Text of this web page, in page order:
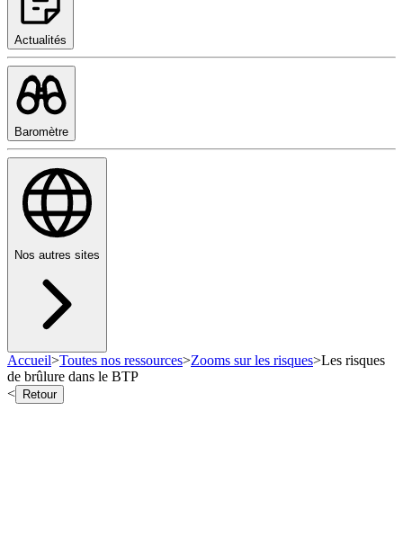
Actualités
Baromètre
Nos autres sites
Accueil>Toutes nos ressources>Zooms sur les risques>Les risques
de brûlure dans le BTP
<
Retour